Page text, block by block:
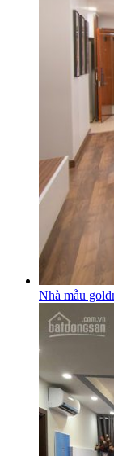
Nhà mẫu